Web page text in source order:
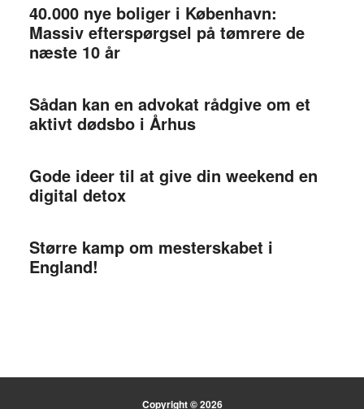
40.000 nye boliger i København:
Massiv efterspørgsel på tømrere de
næste 10 år
Sådan kan en advokat rådgive om et
aktivt dødsbo i Århus
Gode ideer til at give din weekend en
digital detox
Større kamp om mesterskabet i
England!
Copyright © 2026